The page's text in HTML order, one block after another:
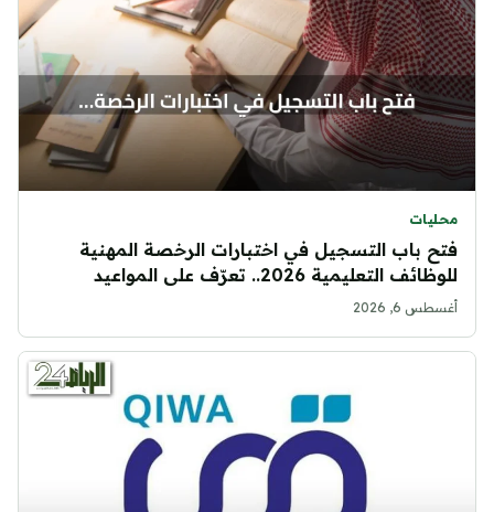
محليات
فتح باب التسجيل في اختبارات الرخصة المهنية
للوظائف التعليمية 2026.. تعرّف على المواعيد
والخطوات
أغسطس 6, 2026